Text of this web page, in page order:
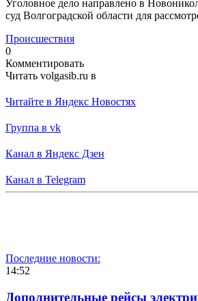
Уголовное дело направлено в
суд Волгоградской области для
Происшествия
0
Комментировать
Читать volgasib.ru в
Читайте в Яндекс Новостях
Группа в vk
Канал в Яндекс Дзен
Канал в Telegram
Последние новости:
14:52
Дополнительные рейсы